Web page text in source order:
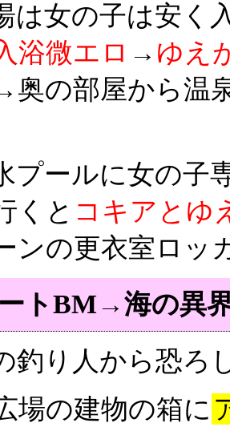
は女の子は安く
浴微エロ → ゆえ
奥の部屋から温
プールに女の子
くと コキアとゆ
ンの更衣室ロッ
トBM→海の異
釣り人から恐ろ
場の建物の箱に